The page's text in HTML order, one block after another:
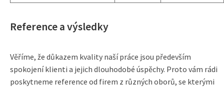
Reference a výsledky
Věříme, že důkazem kvality naší práce jsou především
spokojení klienti a jejich dlouhodobé úspěchy. Proto vám rádi
poskytneme reference od firem z různých oborů, se kterými